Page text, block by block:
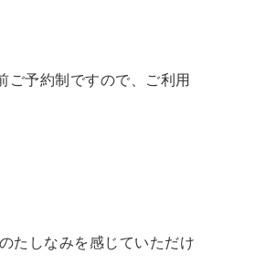
ご予約制ですので、ご利用
たしなみを感じていただけ